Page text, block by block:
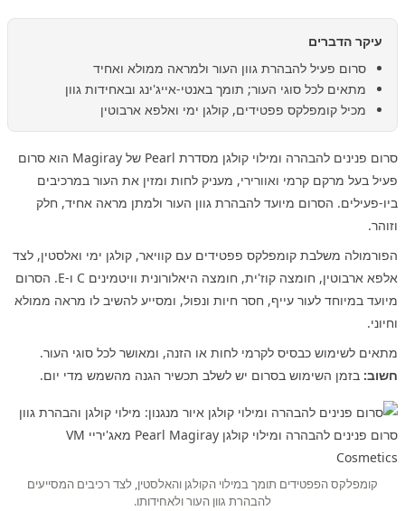
עיקר הדברים
סרום פעיל להבהרת גוון העור ולמראה ממולא ואחיד
מתאים לכל סוגי העור; תומך באנטי-אייג'ינג ובאחידות גוון
מכיל קומפלקס פפטידים, קולגן ימי ואלפא ארבוטין
סרום פנינים להבהרה ומילוי קולגן מסדרת Pearl של Magiray הוא סרום
פעיל בעל מרקם קרמי ואוורירי, מעניק לחות ומזין את העור במרכיבים
ביו-פעילים. הסרום מיועד להבהרת גוון העור ולמתן מראה אחיד, חלק
וזוהר.
הפורמולה משלבת קומפלקס פפטידים עם קוויאר, קולגן ימי ואלסטין, לצד
אלפא ארבוטין, חומצה קוז'ית, חומצה היאלורונית וויטמינים C ו-E. הסרום
מיועד במיוחד לעור עייף, חסר חיות ונפול, ומסייע להשיב לו מראה ממולא
וחיוני.
מתאים לשימוש כבסיס לקרמי לחות או הזנה, ומאושר לכל סוגי העור.
חשוב: בזמן השימוש בסרום יש לשלב תכשיר הגנה מהשמש מדי יום.
קומפלקס הפפטידים תומך במילוי הקולגן והאלסטין, לצד רכיבים המסייעים
להבהרת גוון העור ולאחידותו.